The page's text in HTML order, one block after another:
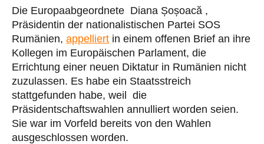
Die Europaabgeordnete Diana Șoșoacă ,
Präsidentin der nationalistischen Partei SOS
Rumänien, appelliert in einem offenen Brief an ihre
Kollegen im Europäischen Parlament, die
Errichtung einer neuen Diktatur in Rumänien nicht
zuzulassen. Es habe ein Staatsstreich
stattgefunden habe, weil die
Präsidentschaftswahlen annulliert worden seien.
Sie war im Vorfeld bereits von den Wahlen
ausgeschlossen worden.